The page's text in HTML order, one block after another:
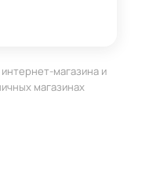
магазина и
магазинах